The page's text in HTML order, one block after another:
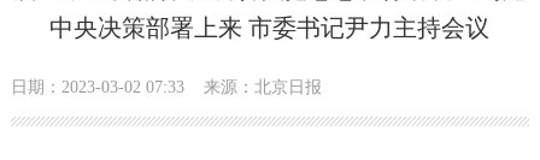
政务公开
中央决策部署上来 市委书记尹力主持会议
日期：2023-03-02 07:33 来源：北京日报